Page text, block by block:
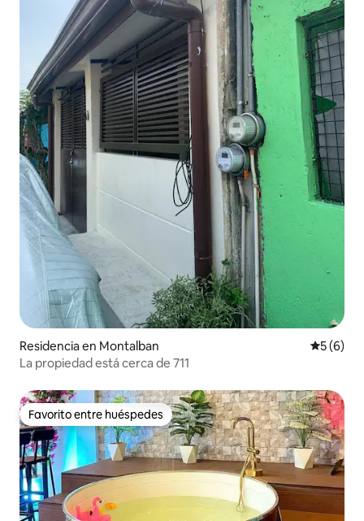
Residencia en Montalban
5 (6)
La propiedad está cerca de 711
Favorito entre huéspedes
Favorito entre huéspedes